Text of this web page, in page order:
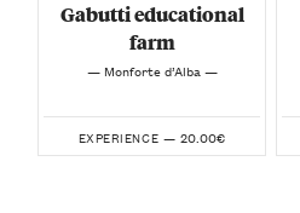
Gabutti educational
farm
— Monforte d’Alba —
EXPERIENCE — 20.00€